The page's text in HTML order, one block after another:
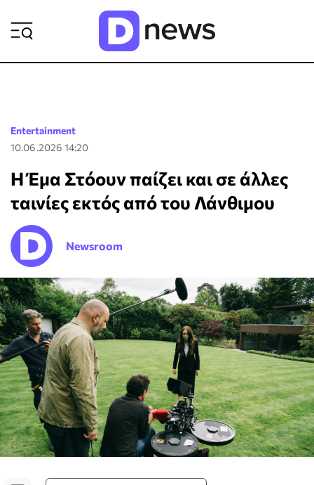
Entertainment
10.06.2026 14:20
Η Έμα Στόουν παίζει και σε άλλες
ταινίες εκτός από του Λάνθιμου
Newsroom